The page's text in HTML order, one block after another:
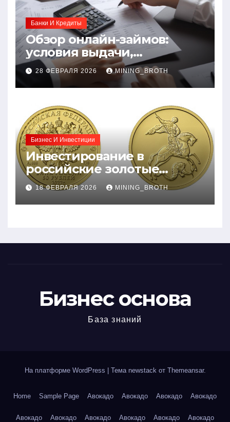
Банки И Кредиты
Обзор онлайн-займов:
условия выдачи,
процентные ставки и
требования к заемщикам
28 ФЕВРАЛЯ 2026 MINING_BROTH
Бизнес И Инвестиции
Инвестирование в
российские золотые
монеты: подробное
руководство
18 ФЕВРАЛЯ 2026 MINING_BROTH
Бизнес основа
База знаний
На платформе WordPress Тема newstack от Themeansar.
Home Sample Page Авокадо Авокадо Авокадо Авокадо
Авокадо Авокадо Авокадо Авокадо Авокадо Авокадо